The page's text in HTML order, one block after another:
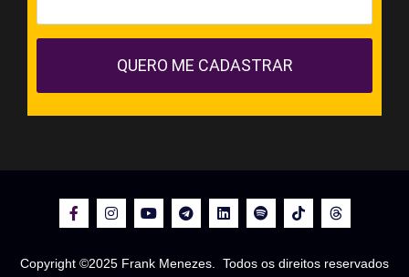
QUERO ME CADASTRAR
Copyright ©2025 Frank Menezes. Todos os direitos reservados